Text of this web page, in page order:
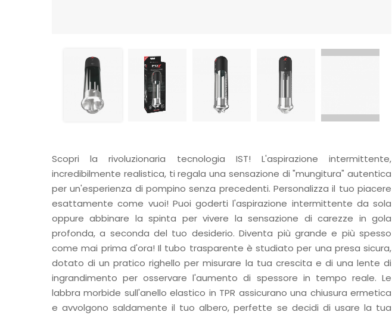
Scopri la rivoluzionaria tecnologia IST! L'aspirazione intermittente,
incredibilmente realistica, ti regala una sensazione di "mungitura" autentica
per un'esperienza di pompino senza precedenti. Personalizza il tuo piacere
esattamente come vuoi! Puoi goderti l'aspirazione intermittente da sola
oppure abbinare la spinta per vivere la sensazione di carezze in gola
profonda, a seconda del tuo desiderio. Diventa più grande e più spesso
come mai prima d'ora! Il tubo trasparente è studiato per una presa sicura,
dotato di un pratico righello per misurare la tua crescita e di una lente di
ingrandimento per osservare l'aumento di spessore in tempo reale. Le
labbra morbide sull'anello elastico in TPR assicurano una chiusura ermetica
e avvolgono saldamente il tuo albero, perfette se decidi di usare la tua